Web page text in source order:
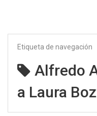
Etiqueta de navegación
Alfredo
a Laura